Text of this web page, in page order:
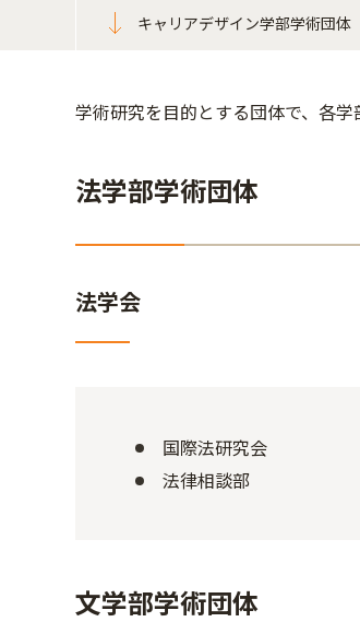
キャリアデザイン学部学術団体
学術研究を目的とする団体で、各学
法学部学術団体
法学会
国際法研究会
法律相談部
文学部学術団体